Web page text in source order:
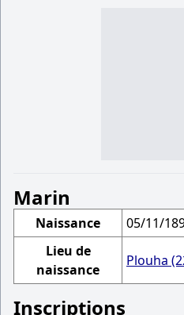
Marin
Naissance
05/11/
Lieu de
naissance
Plouha
Inscriptions